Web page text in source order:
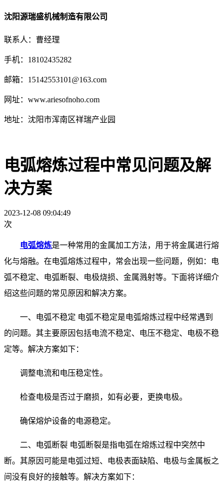
沈阳源瑞盛机械制造有限公司
联系人：曹经理
手机：18102435282
邮箱：15142553101@163.com
网址：www.ariesofnoho.com
地址：沈阳市浑南区祥瑞产业园
电弧熔炼过程中常见问题及解
决方案
2023-12-08 09:04:49
次
电弧熔炼是一种常用的金属加工方法，用于将金属进行熔
化与熔融。在电弧熔炼过程中，常会出现一些问题，例如：电
弧不稳定、电弧断裂、电极烧损、金属溅射等。下面将详细介
绍这些问题的常见原因和解决方案。
一、电弧不稳定 电弧不稳定是电弧熔炼过程中经常遇到
的问题。其主要原因包括电流不稳定、电压不稳定、电极不稳
定等。解决方案如下：
调整电流和电压稳定性。
检查电极是否过于磨损，如有必要，更换电极。
确保熔炉设备的电源稳定。
二、电弧断裂 电弧断裂是指电弧在熔炼过程中突然中
断。其原因可能是电弧过短、电极表面缺陷、电极与金属板之
间没有良好的接触等。解决方案如下：